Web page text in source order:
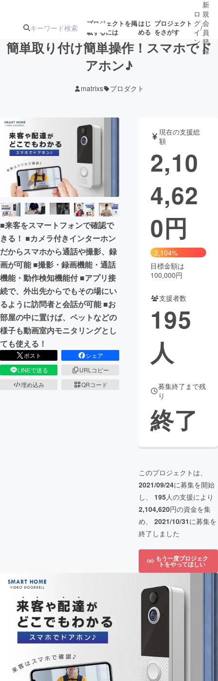
プロジェクトを掲
載するには
はじ
める
プロジェクト
をさがす
注目の新着プロ
ジェクト
ロジェクト
アート・写真 音楽
テクノロジー・ガジェット ゲーム・サ
映像・映画
ビジネス・起業
まちづくり・地域活性化
CAMPFIRE for Social Good
CAMPFIRE Creation
CAMPFIREふるさと納税machi-ya コミュニティ
ロ
グ
イ
ン
/
新
規
会
員
登
録
簡単取り付け簡単操作！スマホでド
アホン♪
matrixs プロダクト
■来客をスマートフォンで確認で
きる！ ■カメラ付きインターホン
だからスマホから通話や撮影、録
画が可能 ■撮影・録画機能・通話
機能・動作検知機能付 ■アプリ接
続で、外出先からでもその場にい
るように訪問者と会話が可能 ■お
部屋の中に置けば、ペットなどの
様子も動画室内モニタリングとし
ても使える！
ポスト
シェア
LINEで送る
URLコピー
埋め込み
QRコード
現在の支援総
額
2,10
4,62
0円
2,104%
目標金額は
100,000円
支援者数
195
人
募集終了まで残
り
終了
このプロジェクトは、
2021/09/24に募集を開始
し、 195人の支援により
2,104,620円の資金を集
め、 2021/10/31に募集を
終了しました
もう一度プロジェク
トをやってほしい